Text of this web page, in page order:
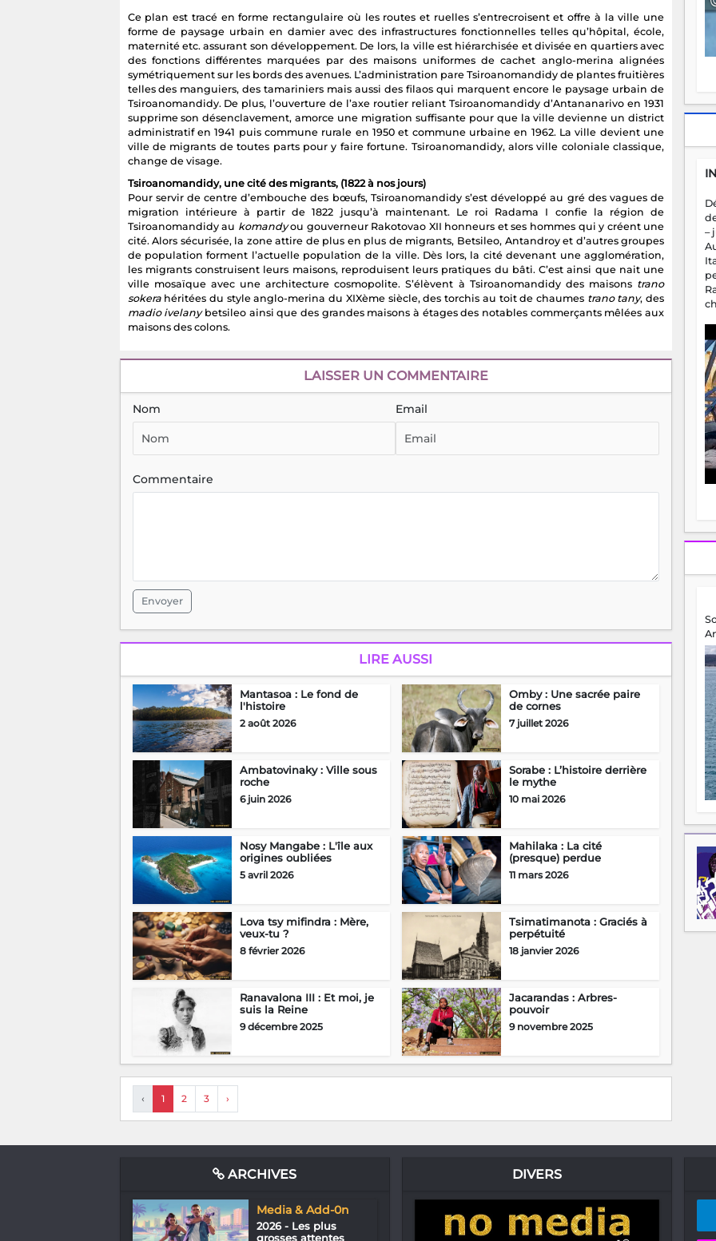
Ce plan est tracé en forme rectangulaire où les routes et ruelles s’entrecroisent et offre à la ville une
forme de paysage urbain en damier avec des infrastructures fonctionnelles telles qu’hôpital, école,
maternité etc. assurant son développement. De lors, la ville est hiérarchisée et divisée en quartiers avec
des fonctions différentes marquées par des maisons uniformes de cachet anglo-merina alignées
symétriquement sur les bords des avenues. L’administration pare Tsiroanomandidy de plantes fruitières
telles des manguiers, des tamariniers mais aussi des filaos qui marquent encore le paysage urbain de
Tsiroanomandidy. De plus, l’ouverture de l’axe routier reliant Tsiroanomandidy d’Antananarivo en 1931
supprime son désenclavement, amorce une migration suffisante pour que la ville devienne un district
administratif en 1941 puis commune rurale en 1950 et commune urbaine en 1962. La ville devient une
ville de migrants de toutes parts pour y faire fortune. Tsiroanomandidy, alors ville coloniale classique,
change de visage.
Tsiroanomandidy, une cité des migrants, (1822 à nos jours)
Pour servir de centre d’embouche des bœufs, Tsiroanomandidy s’est développé au gré des vagues de
migration intérieure à partir de 1822 jusqu’à maintenant. Le roi Radama I confie la région de
Tsiroanomandidy au komandyou gouverneur Rakotovao XII honneurs et ses hommes qui y créent une
cité. Alors sécurisée, la zone attire de plus en plus de migrants, Betsileo, Antandroy et d’autres groupes
de population forment l’actuelle population de la ville. Dès lors, la cité devenant une agglomération,
les migrants construisent leurs maisons, reproduisent leurs pratiques du bâti. C’est ainsi que nait une
ville mosaïque avec une architecture cosmopolite. S’élèvent à Tsiroanomandidy des maisons trano
sokerahéritées du style anglo-merina du XIXème siècle, des torchis au toit de chaumes trano tany, des
madio ivelanybetsileo ainsi que des grandes maisons à étages des notables commerçants mêlées aux
maisons des colons.
LAISSER UN COMMENTAIRE
Nom Email
Commentaire
Envoyer
LIRE AUSSI
Mantasoa : Le fond de
l'histoire
2 août 2026
Omby : Une sacrée paire
de cornes
7 juillet 2026
Ambatovinaky : Ville sous
roche
6 juin 2026
Sorabe : L’histoire derrière
le mythe
10 mai 2026
Nosy Mangabe : L'île aux
origines oubliées
5 avril 2026
Mahilaka : La cité
(presque) perdue
11 mars 2026
Lova tsy mifindra : Mère,
veux-tu ?
8 février 2026
Tsimatimanota : Graciés à
perpétuité
18 janvier 2026
Ranavalona III : Et moi, je
suis la Reine
9 décembre 2025
Jacarandas : Arbres-
pouvoir
9 novembre 2025
‹ 1 2 3 ›
–
ARCHIVES
Media & Add-0n
2026 - Les plus
grosses attentes
DIVERS